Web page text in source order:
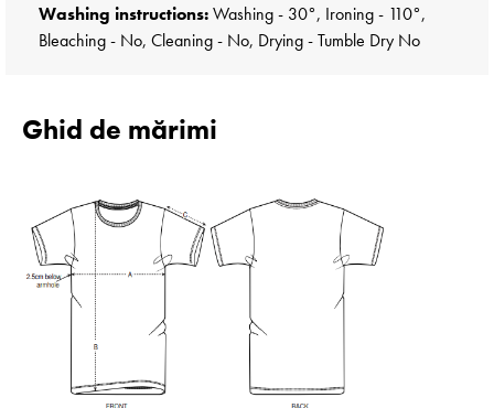
Washing instructions:Washing - 30°, Ironing - 110°,
Bleaching - No, Cleaning - No, Drying - Tumble Dry No
Ghid de mărimi